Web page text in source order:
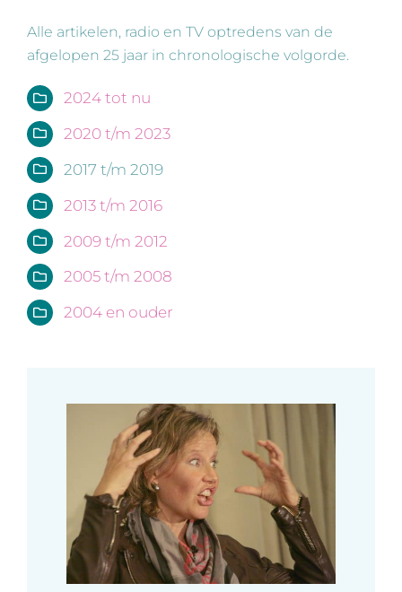
Alle artikelen, radio en TV optredens van de
afgelopen 25 jaar in chronologische volgorde.
2024 tot nu
2020 t/m 2023
2017 t/m 2019
2013 t/m 2016
2009 t/m 2012
2005 t/m 2008
2004 en ouder